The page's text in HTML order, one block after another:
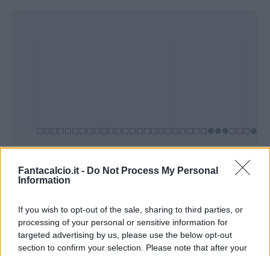
Fantacalcio.it - Do Not Process My Personal
Information
If you wish to opt-out of the sale, sharing to third parties, or
processing of your personal or sensitive information for
targeted advertising by us, please use the below opt-out
section to confirm your selection. Please note that after your
Quotazioni